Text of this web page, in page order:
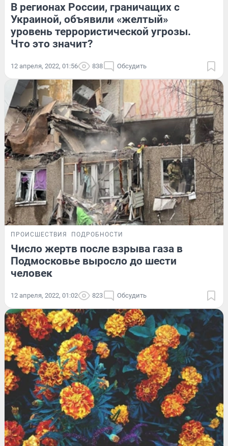
В регионах России, граничащих с
Украиной, объявили «желтый»
уровень террористической угрозы.
Что это значит?
12 апреля, 2022, 01:56 838 Обсудить
ПРОИСШЕСТВИЯ ПОДРОБНОСТИ
Число жертв после взрыва газа в
Подмосковье выросло до шести
человек
12 апреля, 2022, 01:02 823 Обсудить